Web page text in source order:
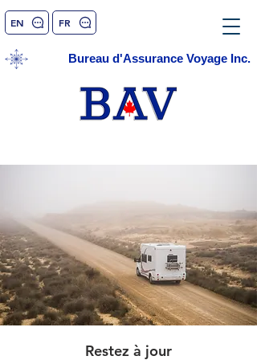
Bureau d'Assurance Voyage Inc.
EN FR
Restez à jour